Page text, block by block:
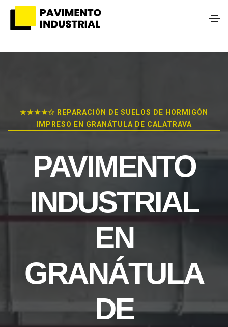
★★★★✩ REPARACIÓN DE SUELOS DE HORMIGÓN
IMPRESO EN GRANÁTULA DE CALATRAVA
PAVIMENTO
INDUSTRIAL
EN
GRANÁTULA
DE